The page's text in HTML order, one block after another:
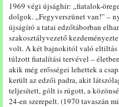
1969 végi újsághír: „fiatalok-
dolgok. „Fegyverszünet van!” –
újságíró a tatai edzőtáborban
szakosztályvezető
volt. A két bajnokitól való eltiltás
túlzott fiatalítási tervével –
akik még erősségei lehettek a
került az edzői padra, akit
teljesített, gólt is rúgott, a
24-en szerepelt. (1970 tavaszán